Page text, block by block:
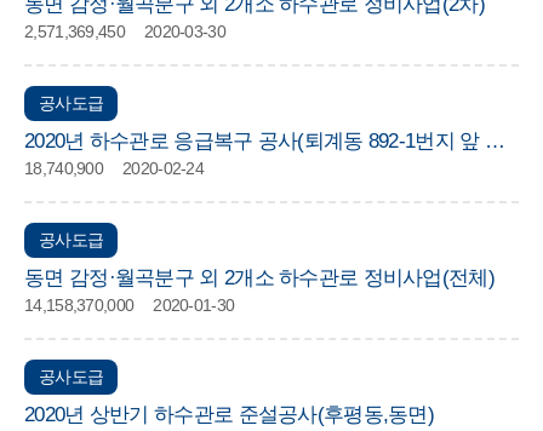
2,571,369,450 2020-03-30
공사도급
2020년 하수관로 응급복구 공사(퇴계동 892-1번지 앞 외
5개소)
18,740,900 2020-02-24
공사도급
동면 감정·월곡분구 외 2개소 하수관로 정비사업(전체)
14,158,370,000 2020-01-30
공사도급
2020년 상반기 하수관로 준설공사(후평동,동면)